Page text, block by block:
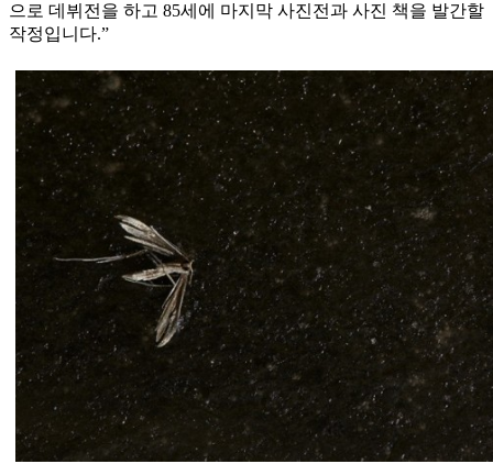
으로 데뷔전을 하고 85세에 마지막 사진전과 사진 책을 발간할
작정입니다.”